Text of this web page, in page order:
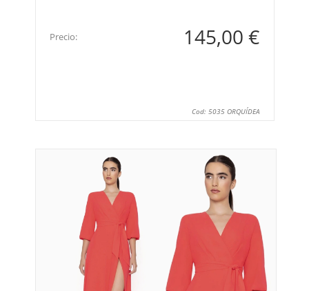
Precio: 145,00 €
Cod: 5035 ORQUÍDEA